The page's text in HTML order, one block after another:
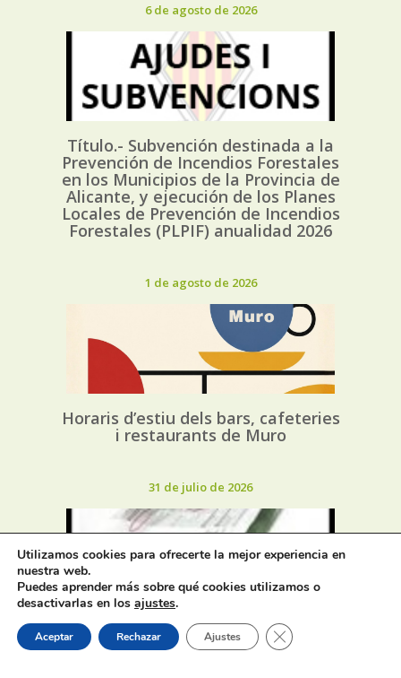
6 de agosto de 2026
Título.- Subvención destinada a la
Prevención de Incendios Forestales
en los Municipios de la Provincia de
Alicante, y ejecución de los Planes
Locales de Prevención de Incendios
Forestales (PLPIF) anualidad 2026
1 de agosto de 2026
Horaris d’estiu dels bars, cafeteries
i restaurants de Muro
31 de julio de 2026
Oferta de Trabajo: SAD, SERVICIO
DE AYUDA A DOMICILIO
Utilizamos cookies para ofrecerte la mejor experiencia en
nuestra web.
Puedes aprender más sobre qué cookies utilizamos o
desactivarlas en los ajustes.
Aceptar Rechazar Ajustes Cerrar el banner de